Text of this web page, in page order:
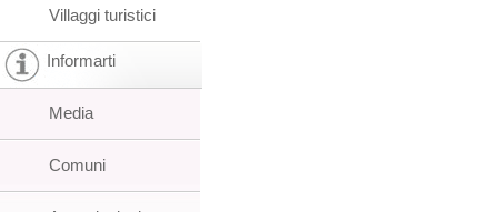
Villaggi turistici
Informarti
Media
Comuni